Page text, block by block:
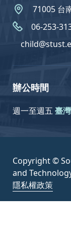
71005 台
06-253-
辦公時間
週一至週五 臺
Copyright ©
and
隱私權政策